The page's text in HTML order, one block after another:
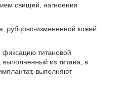
свищей, нагноения
рубцово-измененной кожей
титановой
выполненный из титана, в
выполняют